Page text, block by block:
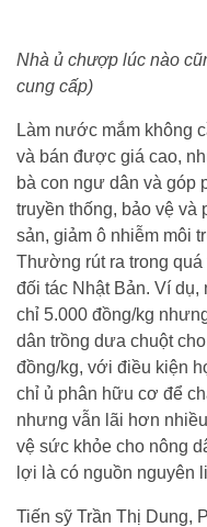
Nhà ủ chượp lúc nào
cung cấp)
Làm nước mắm không
và bán được giá cao,
bà con ngư dân và góp
truyền thống, bảo vệ và
sản, giảm ô nhiễm môi
Thường rút ra trong
đối tác Nhật Bản. Ví
chỉ 5.000 đồng/kg
dân trồng dưa chuột
đồng/kg, với điều kiện
chỉ ủ phân hữu cơ để
nhưng vẫn lãi hơn
vệ sức khỏe cho nông
lợi là có nguồn nguyên
Tiến sỹ Trần Thị Dung,